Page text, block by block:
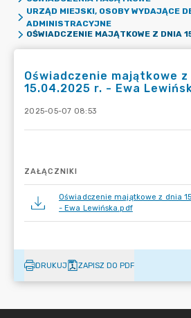
URZĄD MIEJSKI, OSOBY WYDAJĄCE
ADMINISTRACYJNE
Oświadczenie majątkowe z
15.04.2025 r. - Ewa
2025-05-07 08:53
ZAŁĄCZNIKI
Oświadczenie majątkowe z dnia
- Ewa Lewińska.pdf
DRUKUJ ZAPISZ DO PDF